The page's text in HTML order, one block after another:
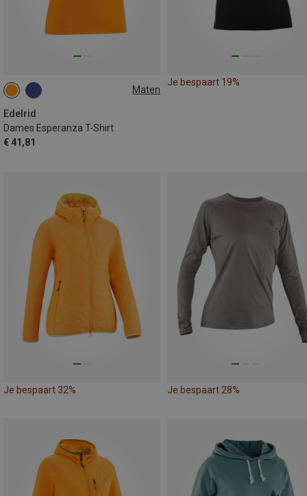
Maten
Edelrid
Dames Esperanza T-Shirt
€ 41,81
XS S
Je bespaart 19%
Je bespaart 32% Je bespaart 28%